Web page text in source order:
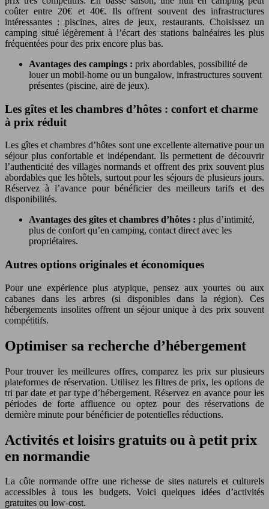
coûter entre 20€ et 40€. Ils offrent souvent des infrastructures
intéressantes : piscines, aires de jeux, restaurants. Choisissez un
camping situé légèrement à l’écart des stations balnéaires les plus
fréquentées pour des prix encore plus bas.
Avantages des campings : prix abordables, possibilité de
louer un mobil-home ou un bungalow, infrastructures souvent
présentes (piscine, aire de jeux).
Les gîtes et les chambres d’hôtes : confort et charme
à prix réduit
Les gîtes et chambres d’hôtes sont une excellente alternative pour un
séjour plus confortable et indépendant. Ils permettent de découvrir
l’authenticité des villages normands et offrent des prix souvent plus
abordables que les hôtels, surtout pour les séjours de plusieurs jours.
Réservez à l’avance pour bénéficier des meilleurs tarifs et des
disponibilités.
Avantages des gîtes et chambres d’hôtes : plus d’intimité,
plus de confort qu’en camping, contact direct avec les
propriétaires.
Autres options originales et économiques
Pour une expérience plus atypique, pensez aux yourtes ou aux
cabanes dans les arbres (si disponibles dans la région). Ces
hébergements insolites offrent un séjour unique à des prix souvent
compétitifs.
Optimiser sa recherche d’hébergement
Pour trouver les meilleures offres, comparez les prix sur plusieurs
plateformes de réservation. Utilisez les filtres de prix, les options de
tri par date et par type d’hébergement. Réservez en avance pour les
périodes de forte affluence ou optez pour des réservations de
dernière minute pour bénéficier de potentielles réductions.
Activités et loisirs gratuits ou à petit prix
en normandie
La côte normande offre une richesse de sites naturels et culturels
accessibles à tous les budgets. Voici quelques idées d’activités
gratuites ou low-cost.